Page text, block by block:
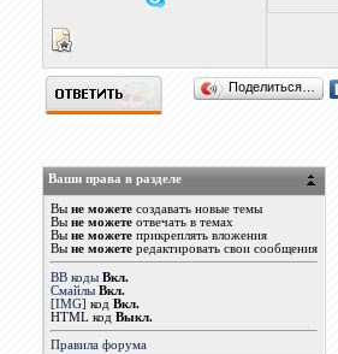
Поделиться…
Ваши права в разделе
Вы не можетесоздавать новые темы
Вы не можетеотвечать в темах
Вы не можетеприкреплять вложения
Вы не можетередактировать свои сообщения
BB коды Вкл.
Смайлы Вкл.
[IMG] код Вкл.
HTML код Выкл.
Правила форума